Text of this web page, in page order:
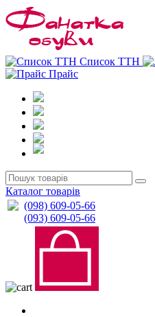
Список ТТН
Прайс
Каталог товарів
(098) 609-05-66
(093) 609-05-66